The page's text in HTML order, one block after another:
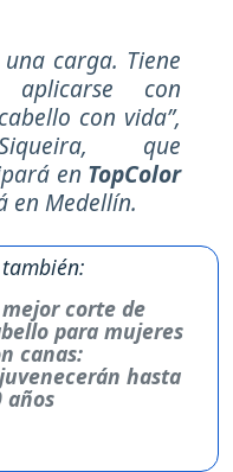
carga. Tiene
con
con vida”,
que
en TopColor
en Medellín.
corte de
para mujeres
canas:
hasta
años